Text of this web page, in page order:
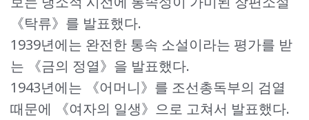
《탁류》를 발표했다.
1939년에는 완전한 통속 소설이라는 평가를 받
는 《금의 정열》을 발표했다.
1943년에는 《어머니》를 조선총독부의 검열
때문에 《여자의 일생》으로 고쳐서 발표했다.